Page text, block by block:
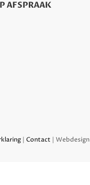
AFSPRAAK
| Contact | Webdesign